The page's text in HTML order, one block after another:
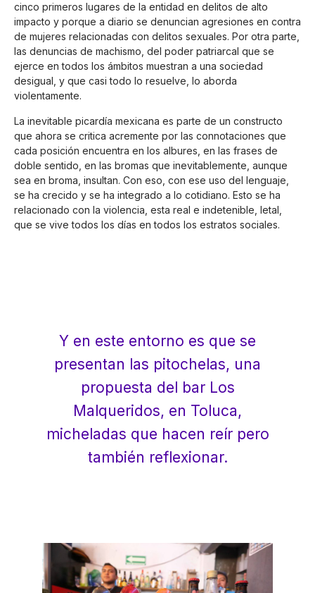
cinco primeros lugares de la entidad en delitos de alto
impacto y porque a diario se denuncian agresiones en contra
de mujeres relacionadas con delitos sexuales. Por otra parte,
las denuncias de machismo, del poder patriarcal que se
ejerce en todos los ámbitos muestran a una sociedad
desigual, y que casi todo lo resuelve, lo aborda
violentamente.
La inevitable picardía mexicana es parte de un constructo
que ahora se critica acremente por las connotaciones que
cada posición encuentra en los albures, en las frases de
doble sentido, en las bromas que inevitablemente, aunque
sea en broma, insultan. Con eso, con ese uso del lenguaje,
se ha crecido y se ha integrado a lo cotidiano. Esto se ha
relacionado con la violencia, esta real e indetenible, letal,
que se vive todos los días en todos los estratos sociales.
Y en este entorno es que se
presentan las pitochelas, una
propuesta del bar Los
Malqueridos, en Toluca,
micheladas que hacen reír pero
también reflexionar.